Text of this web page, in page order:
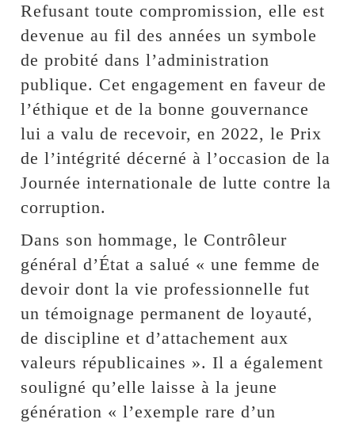
Refusant toute compromission, elle est
devenue au fil des années un symbole
de probité dans l’administration
publique. Cet engagement en faveur de
l’éthique et de la bonne gouvernance
lui a valu de recevoir, en 2022, le Prix
de l’intégrité décerné à l’occasion de la
Journée internationale de lutte contre la
corruption.
Dans son hommage, le Contrôleur
général d’État a salué « une femme de
devoir dont la vie professionnelle fut
un témoignage permanent de loyauté,
de discipline et d’attachement aux
valeurs républicaines ». Il a également
souligné qu’elle laisse à la jeune
génération « l’exemple rare d’un